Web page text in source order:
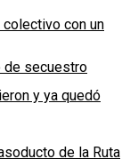
colectivo con un
de secuestro
y ya quedó
de la Ruta